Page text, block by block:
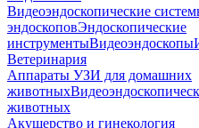
Видеоэндоскопические
эндоскоповЭндоскопические
инструментыВидеоэндоскопы
Ветеринария
Аппараты УЗИ для домашних
животных
животных
Акушерство и гинекология